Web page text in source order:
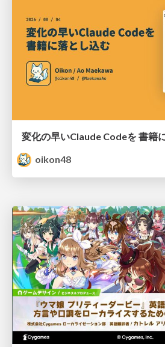
変化の早いClaude Codeを 書籍
oikon48